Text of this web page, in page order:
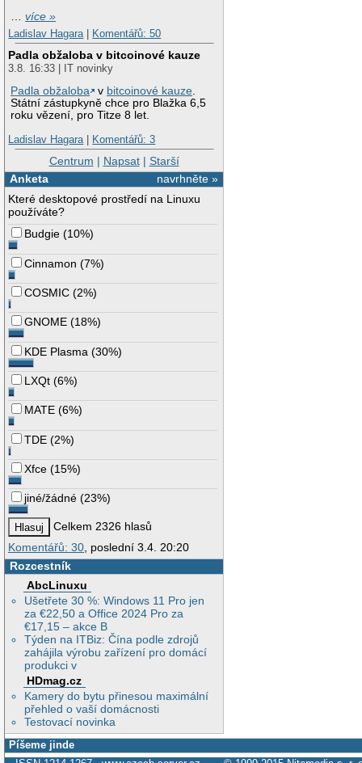
…více »
Ladislav Hagara| Komentářů: 50
Padla obžaloba v bitcoinové kauze
3.8. 16:33 | IT novinky
Padla obžaloba
v bitcoinové kauze.
Státní zástupkyně chce pro Blažka 6,5
roku vězení, pro Titze 8 let.
Ladislav Hagara| Komentářů: 3
Centrum | Napsat| Starší
navrhněte »
Anketa
Které desktopové prostředí na Linuxu
používáte?
Budgie (10%)
Cinnamon (7%)
COSMIC (2%)
GNOME (18%)
KDE Plasma (30%)
LXQt (6%)
MATE (6%)
TDE (2%)
Xfce (15%)
jiné/žádné (23%)
Celkem 2326 hlasů
Komentářů: 30 , poslední 3.4. 20:20
Rozcestník
AbcLinuxu
Ušetřete 30 %: Windows 11 Pro jen
za €22,50 a Office 2024 Pro za
€17,15 – akce B
Týden na ITBiz: Čína podle zdrojů
zahájila výrobu zařízení pro domácí
produkci v
HDmag.cz
Kamery do bytu přinesou maximální
přehled o vaší domácnosti
Testovací novinka
Píšeme jinde